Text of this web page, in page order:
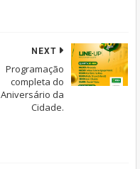
NEXT
Programação
completa do
Aniversário da
Cidade.